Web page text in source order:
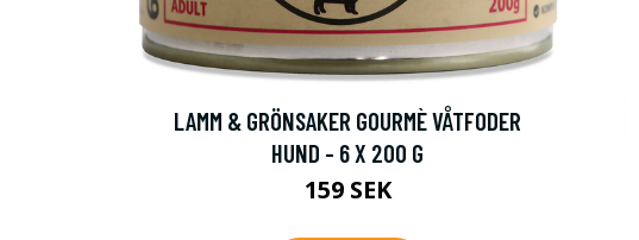
LAMM & GRÖNSAKER GOURMÈ VÅTFODER
HUND - 6 X 200 G
159 SEK